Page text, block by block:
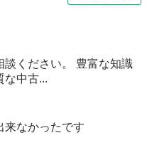
談ください。 豊富な知識
な中古...
来なかったです